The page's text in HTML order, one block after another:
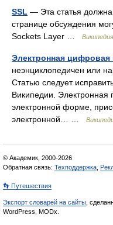
SSL — Эта статья
странице обсуждения
Sockets Layer …
Википедия
Электронная цифровая
неэнциклопедичен или
Статью следует
Википедии.
электронной форме,
электронной… …
© Академик, 2000-2026
Обратная связь: Техподдержка
👣 Путешествия
Экспорт словарей на сайты ,
WordPress, MODx.